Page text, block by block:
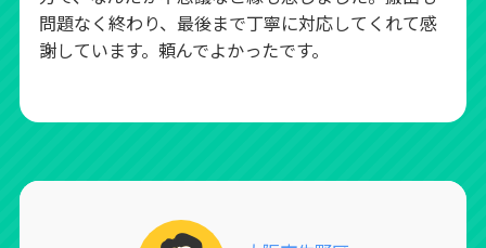
問題なく終わり、最後まで丁寧に対応してくれて感
謝しています。頼んでよかったです。